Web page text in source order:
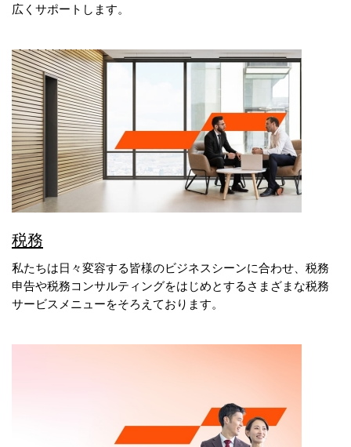
広くサポートします。
税務
私たちは日々変容する皆様のビジネスシーンに合わせ、税務
申告や税務コンサルティングをはじめとするさまざまな税務
サービスメニューをそろえております。